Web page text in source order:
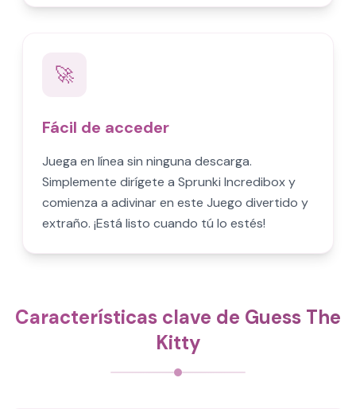
🚀
Fácil de acceder
Juega en línea sin ninguna descarga.
Simplemente dirígete a Sprunki Incredibox y
comienza a adivinar en este Juego divertido y
extraño. ¡Está listo cuando tú lo estés!
Características clave de Guess The
Kitty